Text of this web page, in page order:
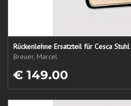
Rückenlehne Ersatzteil für Cesca Stuhl
Breuer, Marcel
€ 149.00